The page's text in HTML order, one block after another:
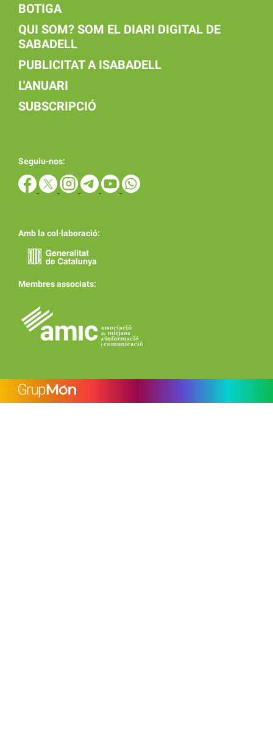
BOTIGA
QUI SOM? SOM EL DIARI DIGITAL DE
SABADELL
PUBLICITAT A ISABADELL
L'ANUARI
SUBSCRIPCIÓ
Seguiu-nos:
Amb la col·laboració:
Membres associats: